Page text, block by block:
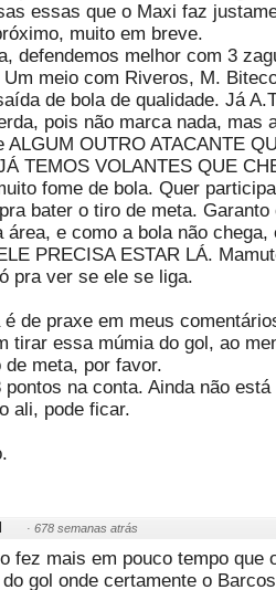
essas que o Maxi faz
muito em breve.
defendemos melhor com 3
meio com Riveros, M.
de bola de qualidade. Já
pois não marca nada, mas
ALGUM OUTRO ATACANTE
TEMOS VOLANTES QUE
fome de bola. Quer
bater o tiro de meta.
área, e como a bola não chega,
PRECISA ESTAR LÁ.
pra ver se ele se liga.
é de praxe em meus
tirar essa múmia do gol, ao
de meta, por favor.
pontos na conta. Ainda não
ali, pode ficar.
· 678 semanas atrás
fez mais em pouco tempo que
gol onde certamente o